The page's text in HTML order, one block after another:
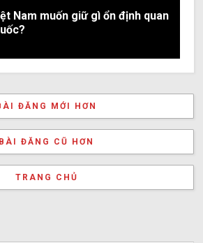
Nam muốn giữ gì ổn định quan
ĐĂNG MỚI HƠN
BÀI ĐĂNG CŨ HƠN
TRANG CHỦ